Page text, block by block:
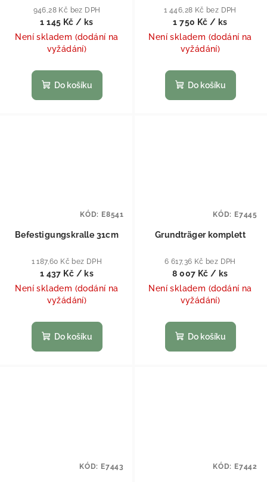
946,28 Kč bez DPH
1 145 Kč / ks
Není skladem (dodání na
vyžádání)
Do košíku
1 446,28 Kč bez DPH
1 750 Kč / ks
Není skladem (dodání na
vyžádání)
Do košíku
Befestigungskralle 31cm
1 187,60 Kč bez DPH
1 437 Kč / ks
Není skladem (dodání na
vyžádání)
Do košíku
KÓD: E8541
Grundträger komplett
6 617,36 Kč bez DPH
8 007 Kč / ks
Není skladem (dodání na
vyžádání)
Do košíku
KÓD: E7445
KÓD: E7443 KÓD: E7442